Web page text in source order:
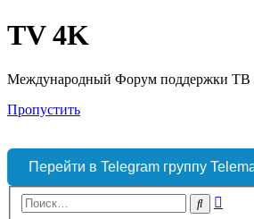
TV 4K
Международный Форум поддержки ТВ
Пропустить
Перейти в Telegram группу
Поиск